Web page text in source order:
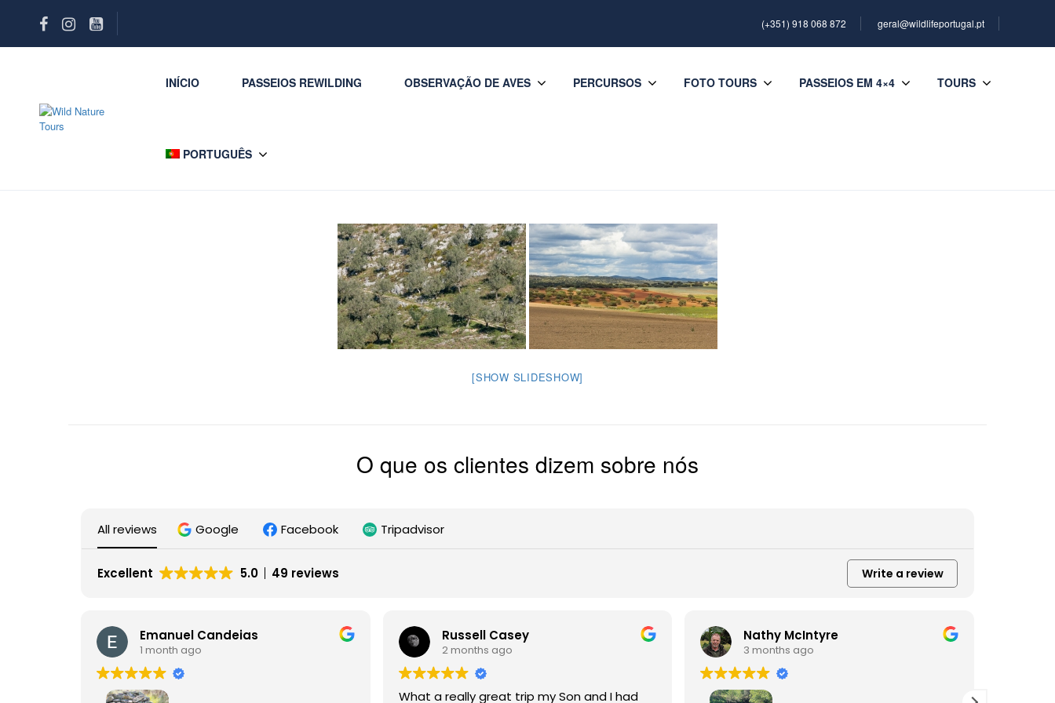
(+351) 918 068 872 geral@wildlifeportugal.pt
INÍCIO PASSEIOS REWILDING OBSERVAÇÃO DE AVES PERCURSOS FOTO TOURS PASSEIOS EM 4×4 TOURS
PORTUGUÊS
[SHOW SLIDESHOW]
O que os clientes dizem sobre nós
All reviews Google Facebook Tripadvisor
Excellent 5.0 49 reviews Write a review
Emanuel Candeias
1 month ago
Russell Casey
2 months ago
What a really great trip my Son and I had
Nathy McIntyre
3 months ago